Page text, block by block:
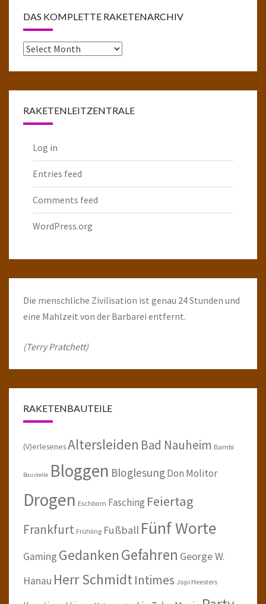
DAS KOMPLETTE RAKETENARCHIV
Das
RAKETENLEITZENTRALE
Log in
Entries feed
Comments feed
WordPress.org
Die menschliche Zivilisation ist genau 24 Stunden und
eine Mahlzeit von der Barbarei entfernt.
(Terry Pratchett)
RAKETENBAUTEILE
(V)erlesenesAltersleiden Bad Nauheim Bambi
Baustelle Bloggen BloglesungDon Molitor
Drogen Eschborn Fasching Feiertag
Frankfurt Frühling Fußball Fünf Worte
Gaming GedankenGefahren George W.
Hanau Herr SchmidtIntimes Jopi Heesters